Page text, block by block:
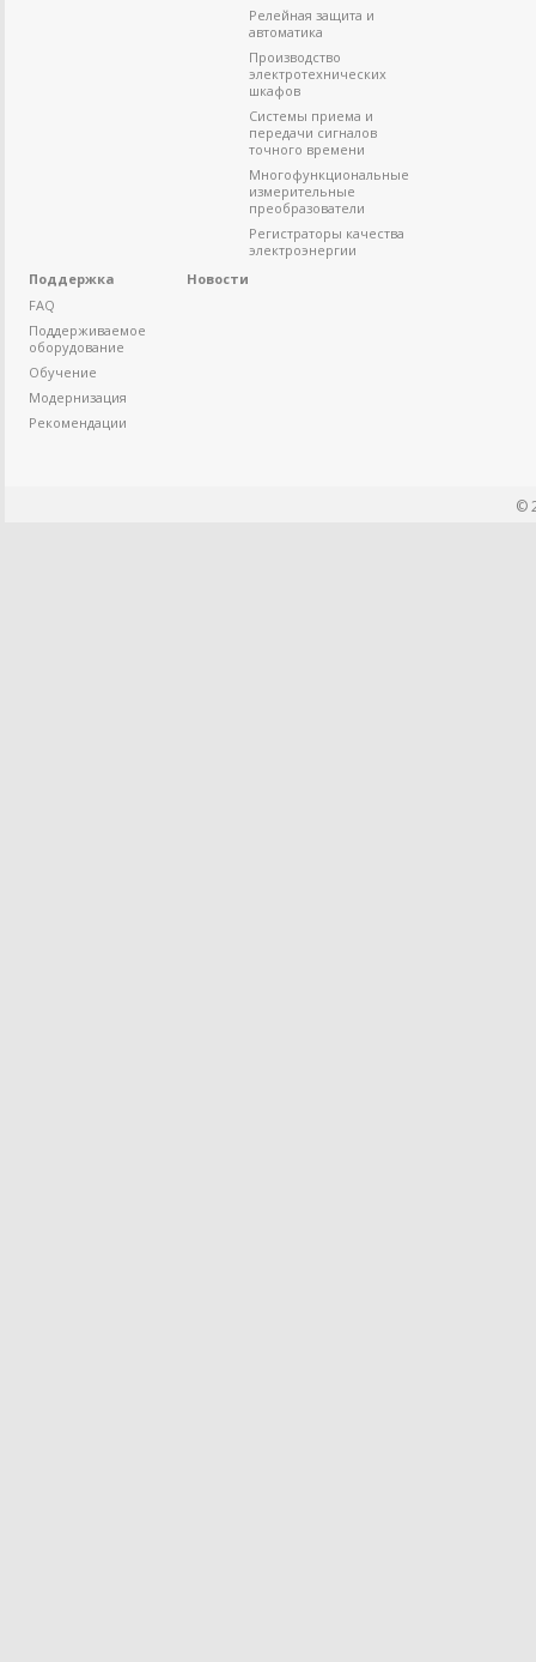
Релейная защита и
автоматика
Производство
электротехнических
шкафов
Системы приема и
передачи сигналов
точного времени
Многофункциональные
измерительные
преобразователи
Регистраторы качества
электроэнергии
Поддержка
FAQ
Поддерживаемое
оборудование
Обучение
Модернизация
Рекомендации
Новости
©